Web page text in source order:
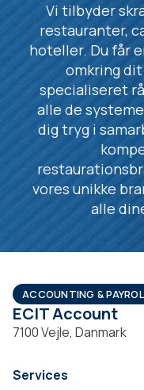
Vi tilbyder
restauranter,
hoteller. Du får
omkring
specialiseret
alle de
dig tryg i
vores unikke
alle
ACCOUNTING &
ECIT Account
7100 Vejle, Danmark
Services